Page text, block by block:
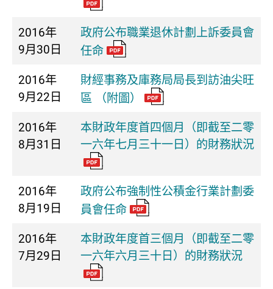
2016年
9月30日
政府公布職業退休計劃上訴委員會
任命
2016年
9月22日
財經事務及庫務局局長到訪油尖旺
區 （附圖）
2016年
8月31日
本財政年度首四個月（即截至二零
一六年七月三十一日）的財務狀況
2016年
8月19日
政府公布強制性公積金行業計劃委
員會任命
2016年
7月29日
本財政年度首三個月（即截至二零
一六年六月三十日）的財務狀況